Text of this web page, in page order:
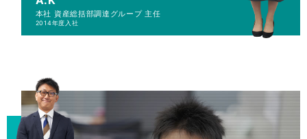
本社 資産総括部調達グループ 主任
2014年度入社